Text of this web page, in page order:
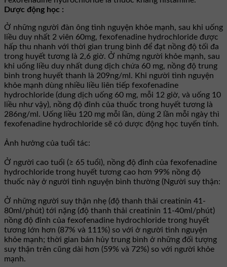
Dược động học :
Ở những người đàn ông tình nguyện khỏe mạnh, sau khi uống
liều duy nhất 2 viên 60mg, fexofenadine hydrochloride được
hấp thu nhanh với thời gian trung bình để đạt nồng độ tối đa
trong huyết tương là 2,6 giờ. Ở những người khỏe mạnh, sau
khi uống liều duy nhất dung dịch chứa 60 mg, nồng độ trung
bình trong huyết thanh là 209ng/ml. Khi người tình nguyện
khỏe mạnh dùng nhiều liều liên tiếp fexofenadine
hydrochloride (dung dịch uống 60 mg, mỗi 12 giờ, và uống 10
liều như vậy), nồng độ đỉnh của thuốc trong huyết tương là
286ng/ml. Uống liều 120 mg mỗi lần, dùng 2 lần mỗi ngày thì
fexofenadine hydrochloride sẽ có dược động học tuyến tính.
Ảnh hưởng của tuổi tác:
Ở người cao tuổi (≥ 65 tuổi), nồng độ đỉnh của fexofenadine
hydrochloride trong huyết tương cao hơn 99% nồng độ
thuốc này ở người tình nguyện bình thường (Người suy thận:
Ở những người suy thận nhẹ (độ thanh thải creatinin 41-
80ml/phút) tới nặng (độ thanh thải creatinin 11-40ml/phút)
nồng độ đỉnh của fexofenadine hydrochloride trong huyết
tương lớn hơn (87% và 111%) so với ở người tình nguyện
khỏe mạnh; thời gian bán hủy trung bình ở những đối tượng
suy thận trên cũng dài hơn (59% và 72%) so với người khỏe
mạnh.